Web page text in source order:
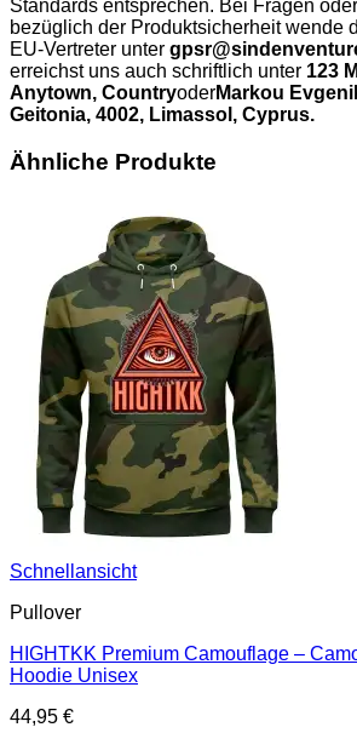
Standards entsprechen. Bei Fragen
bezüglich der Produktsicherheit wende
EU-Vertreter unter
erreichst uns auch schriftlich unter 123
Anytown, CountryoderMarkou
Geitonia, 4002, Limassol, Cyprus.
Ähnliche Produkte
Schnellansicht
Pullover
HIGHTKK Premium Camouflage –
Hoodie Unisex
44,95 €